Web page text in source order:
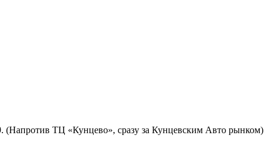
ТЦ «Кунцево», сразу за Кунцевским Авто рынком)